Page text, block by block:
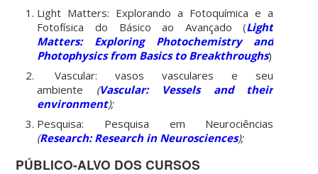
Light Matters: Explorando a Fotoquímica e a
Fotofísica do Básico ao Avançado (Light
Matters: Exploring Photochemistry and
Photophysics from Basics to Breakthroughs)
Vascular: vasos vasculares e seu
ambiente (Vascular: Vessels and their
environment);
Pesquisa: Pesquisa em Neurociências
(Research: Research in Neurosciences);
PÚBLICO-ALVO DOS CURSOS